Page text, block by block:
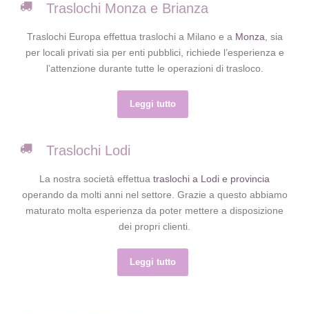
Traslochi Monza e Brianza
Traslochi Europa effettua traslochi a Milano e a Monza, sia
per locali privati sia per enti pubblici, richiede l’esperienza e
l’attenzione durante tutte le operazioni di trasloco.
Leggi tutto
Traslochi Lodi
La nostra società effettua traslochi a Lodi e provincia
operando da molti anni nel settore. Grazie a questo abbiamo
maturato molta esperienza da poter mettere a disposizione
dei propri clienti.
Leggi tutto